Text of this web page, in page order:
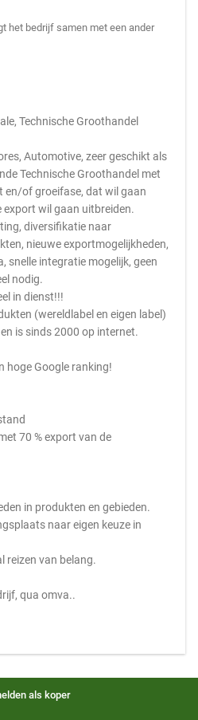
het bedrijf samen met een ander
Technische Groothandel
Automotive, zeer geschikt als
Technische Groothandel met
en/of groeifase, dat wil gaan
wil gaan uitbreiden.
diversifikatie naar
nieuwe exportmogelijkheden,
snelle integratie mogelijk, geen
nodig.
in dienst!!!
(wereldlabel en eigen label)
is sinds 2000 op internet.
hoge Google ranking!
70 % export van de
in produkten en gebieden.
naar eigen keuze in
reizen van belang.
qua omva..
als koper